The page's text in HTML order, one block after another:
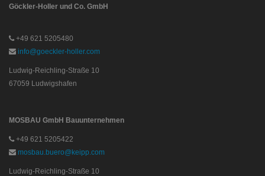
Göckler-Holler und Co. GmbH
+49 621 5205480
info@goeckler-holler.com
Ludwig-Reichling-Straße 10
67059 Ludwigshafen
MOSBAU GmbH Bauunternehmen
+49 621 5205422
mosbau.buero@keipp.com
Ludwig-Reichling-Straße 10